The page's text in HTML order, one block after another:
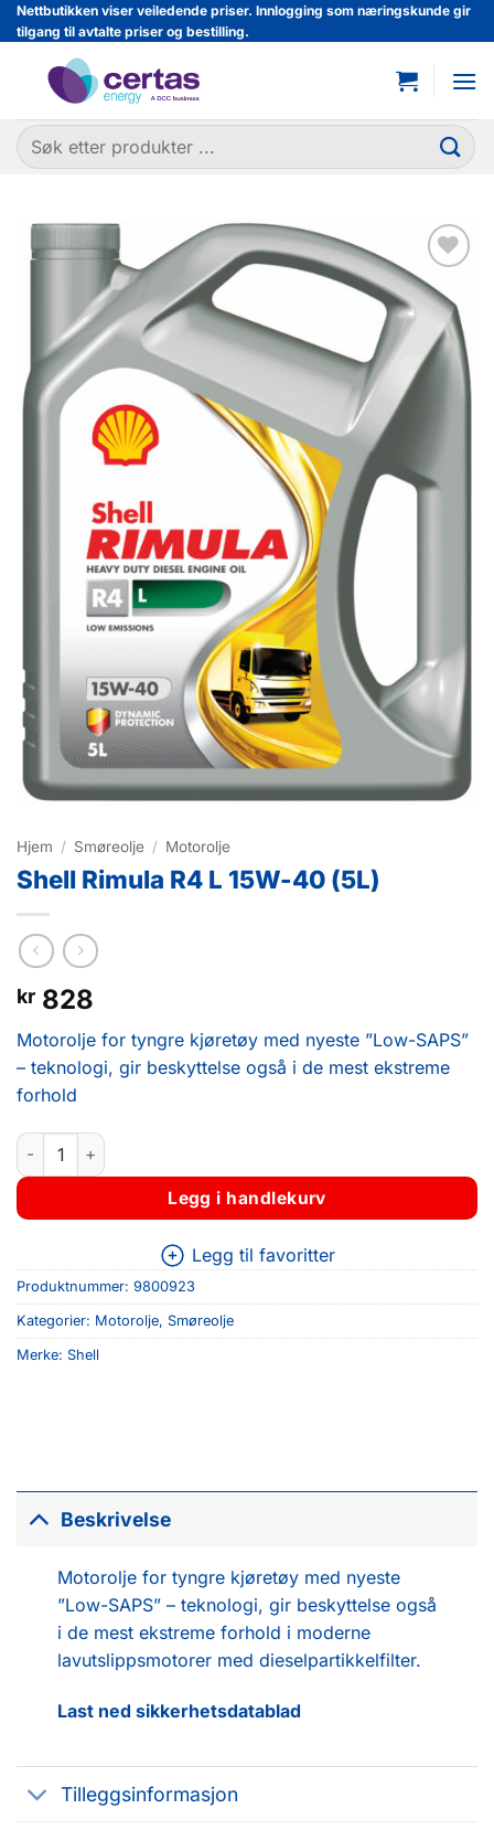
Skip
to
content
Nettbutikken viser veiledende priser. Innlogging som næringskunde gir
tilgang til avtalte priser og bestilling.
Søk
etter:
Legg til
favoritter
Hjem / Smøreolje / Motorolje
Shell Rimula R4 L 15W-40 (5L)
kr 828
Motorolje for tyngre kjøretøy med nyeste ”Low-SAPS”
– teknologi, gir beskyttelse også i de mest ekstreme
forhold
Shell Rimula R4 L 15W-40 (5L) antall
Legg i handlekurv
Legg til favoritter
Produktnummer: 9800923
Kategorier: Motorolje, Smøreolje
Merke: Shell
Beskrivelse
Motorolje for tyngre kjøretøy med nyeste
”Low-SAPS” – teknologi, gir beskyttelse også
i de mest ekstreme forhold i moderne
lavutslippsmotorer med dieselpartikkelfilter.
Last ned sikkerhetsdatablad
Tilleggsinformasjon